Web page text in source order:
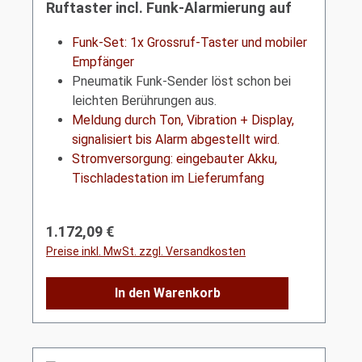
Ruftaster incl. Funk-Alarmierung auf
Vibration + Ton)
Funk-Set: 1x Grossruf-Taster und mobiler
Empfänger
Pneumatik Funk-Sender löst schon bei
leichten Berührungen aus.
Meldung durch Ton, Vibration + Display,
signalisiert bis Alarm abgestellt wird.
Stromversorgung: eingebauter Akku,
Tischladestation im Lieferumfang
Regulärer Preis:
1.172,09 €
Preise inkl. MwSt. zzgl. Versandkosten
In den Warenkorb